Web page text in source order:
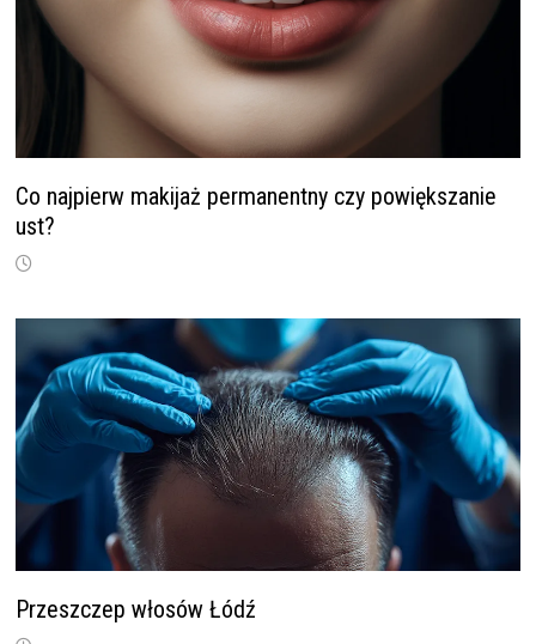
Co najpierw makijaż permanentny czy powiększanie
ust?
Przeszczep włosów Łódź